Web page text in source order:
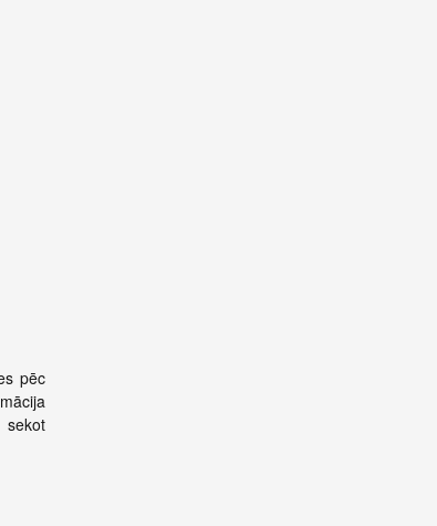
pēc
sekot